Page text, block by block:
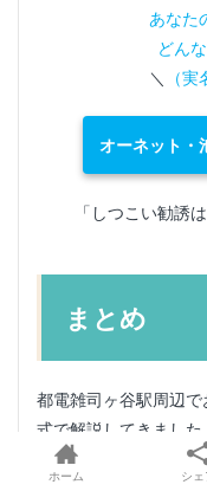
あなた
どん
＼
（
オーネット・
「しつこい勧誘
まとめ
都電雑司ヶ谷駅周辺
式で解説してきまし
の結婚相談所の中で
ホーム シェ